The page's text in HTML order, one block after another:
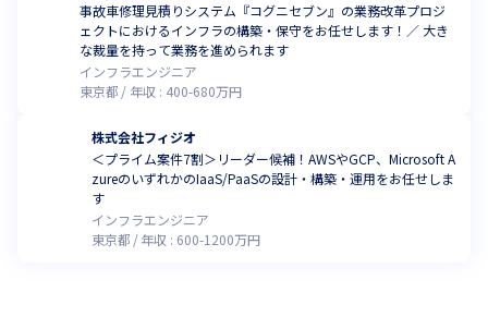
事故車修理見積りシステム『コグニセブン』の業務改革プロジ
ェクトにおけるインフラの構築・保守をお任せします！／ 大き
な裁量を持って業務を進められます
インフラエンジニア
東京都
年収 : 400-680万円
株式会社フィジオ
＜プライム案件7割＞リーダー候補！AWSやGCP、Microsoft A
zureのいずれかのIaaS/PaaSの設計・構築・運用をお任せしま
す
インフラエンジニア
東京都
年収 : 600-1200万円